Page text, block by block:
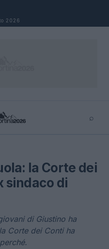
2026
⌕
la Corte dei
sindaco di
di Giustino ha
Corte dei Conti ha